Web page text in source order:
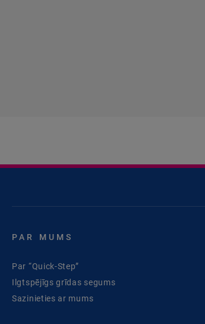
PAR MUMS
Par “Quick-Step”
Ilgtspējīgs grīdas segums
Sazinieties ar mums